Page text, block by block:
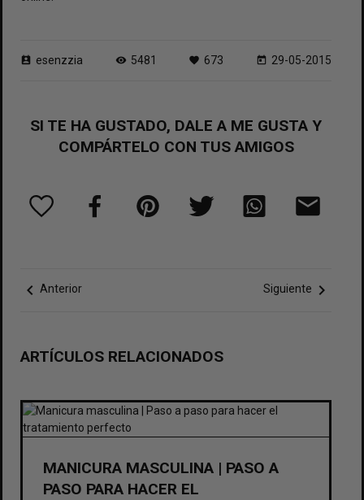
perm_contact_calendar esenzzia visibility 5481 favorite 673 today 29-05-2015
SI TE HA GUSTADO, DALE A ME GUSTA Y
COMPÁRTELO CON TUS AMIGOS
chevron_left Anterior Siguiente chevron_right
ARTÍCULOS RELACIONADOS
MANICURA MASCULINA | PASO A
PASO PARA HACER EL